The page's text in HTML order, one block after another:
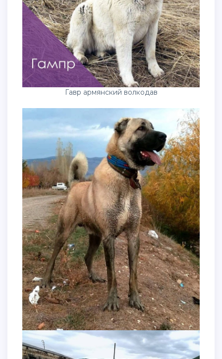
Гавр армянский волкодав